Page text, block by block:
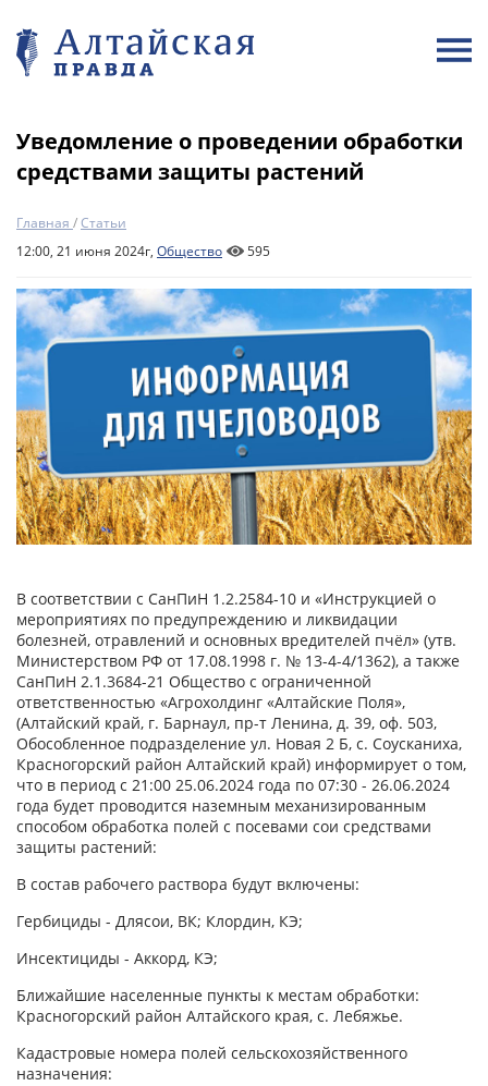
Уведомление о проведении обработки
средствами защиты растений
Главная /Статьи
12:00, 21 июня 2024г, Общество 595
В соответствии с СанПиН 1.2.2584-10 и «Инструкцией о
мероприятиях по предупреждению и ликвидации
болезней, отравлений и основных вредителей пчёл» (утв.
Министерством РФ от 17.08.1998 г. № 13-4-4/1362), а также
СанПиН 2.1.3684-21 Общество с ограниченной
ответственностью «Агрохолдинг «Алтайские Поля»,
(Алтайский край, г. Барнаул, пр-т Ленина, д. 39, оф. 503,
Обособленное подразделение ул. Новая 2 Б, с. Соусканиха,
Красногорский район Алтайский край) информирует о том,
что в период с 21:00 25.06.2024 года по 07:30 - 26.06.2024
года будет проводится наземным механизированным
способом обработка полей с посевами сои средствами
защиты растений:
В состав рабочего раствора будут включены:
Гербициды - Длясои, ВК; Клордин, КЭ;
Инсектициды - Аккорд, КЭ;
Ближайшие населенные пункты к местам обработки:
Красногорский район Алтайского края, с. Лебяжье.
Кадастровые номера полей сельскохозяйственного
назначения: